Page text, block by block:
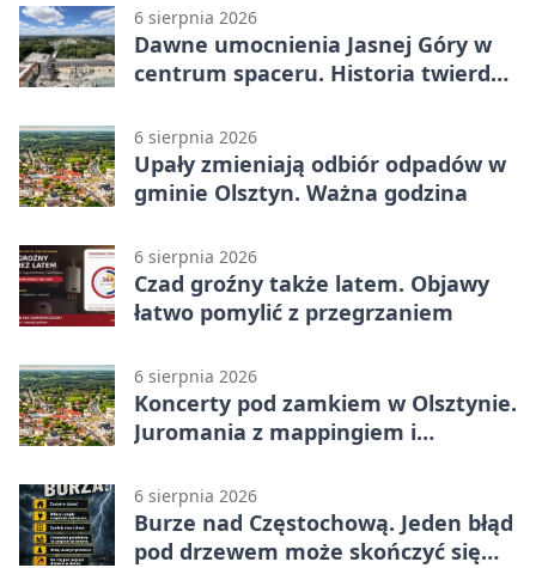
6 sierpnia 2026
Dawne umocnienia Jasnej Góry w
centrum spaceru. Historia twierdzy
6 sierpnia 2026
Upały zmieniają odbiór odpadów w
gminie Olsztyn. Ważna godzina
6 sierpnia 2026
Czad groźny także latem. Objawy
łatwo pomylić z przegrzaniem
6 sierpnia 2026
Koncerty pod zamkiem w Olsztynie.
Juromania z mappingiem i
6 sierpnia 2026
Burze nad Częstochową. Jeden błąd
pod drzewem może skończyć się